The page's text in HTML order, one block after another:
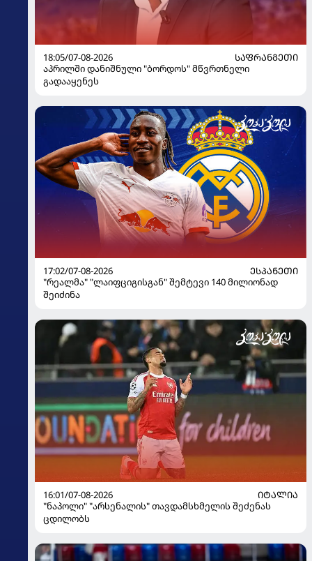
18:05/07-08-2026
ᲡᲐᲤᲠᲐᲜᲒᲔᲗᲘ
აპრილში დანიშნული "ბორდოს" მწვრთნელი
გადააყენეს
17:02/07-08-2026
ᲔᲡᲞᲐᲜᲔᲗᲘ
"რეალმა" "ლაიფციგისგან" შემტევი 140 მილიონად
შეიძინა
16:01/07-08-2026
ᲘᲢᲐᲚᲘᲐ
"ნაპოლი" "არსენალის" თავდამსხმელის შეძენას
ცდილობს